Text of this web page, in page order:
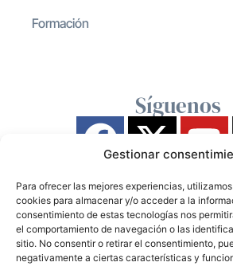
Gestionar
Para ofrecer las mejores experiencias,
cookies para almacenar y/o acceder a la
consentimiento de estas tecnologías nos
el comportamiento de navegación o las
sitio. No consentir o retirar el consentimiento,
negativamente a ciertas características y
Formación
Síguenos